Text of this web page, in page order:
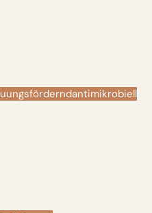
antimikrobiell